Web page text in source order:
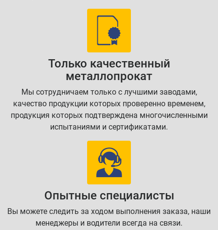
Только качественный
металлопрокат
Мы сотрудничаем только с лучшими заводами,
качество продукции которых проверенно временем,
продукция которых подтверждена многочисленными
испытаниями и сертификатами.
Опытные специалисты
Вы можете следить за ходом выполнения заказа, наши
менеджеры и водители всегда на связи.